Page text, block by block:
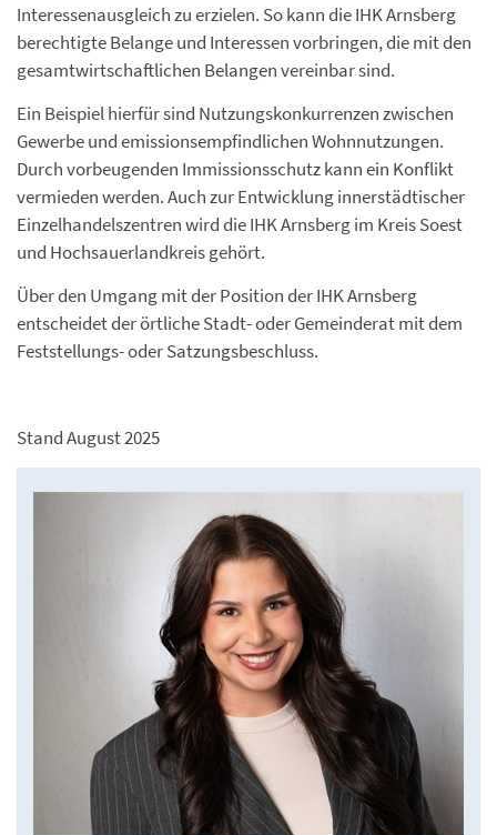
Interessenausgleich zu erzielen. So kann die IHK Arnsberg
berechtigte Belange und Interessen vorbringen, die mit den
gesamtwirtschaftlichen Belangen vereinbar sind.
Ein Beispiel hierfür sind Nutzungskonkurrenzen zwischen
Gewerbe und emissionsempfindlichen Wohnnutzungen.
Durch vorbeugenden Immissionsschutz kann ein Konflikt
vermieden werden. Auch zur Entwicklung innerstädtischer
Einzelhandelszentren wird die IHK Arnsberg im Kreis Soest
und Hochsauerlandkreis gehört.
Über den Umgang mit der Position der IHK Arnsberg
entscheidet der örtliche Stadt- oder Gemeinderat mit dem
Feststellungs- oder Satzungsbeschluss.
Stand August 2025